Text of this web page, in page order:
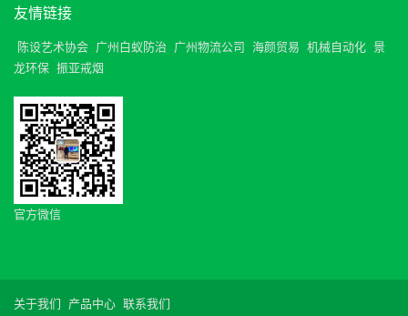
友情链接
陈设艺术协会 广州白蚁防治 广州物流公司 海颜贸易 机械自动化 景
龙环保 振亚戒烟
官方微信
关于我们 产品中心 联系我们